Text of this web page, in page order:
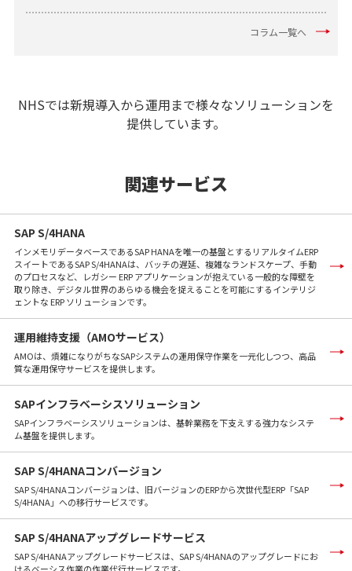
コラム一覧へ
NHSでは新規導入から運用まで様々なソリューションを
提供しています。
関連サービス
SAP S/4HANA
インメモリデータベースであるSAP HANAを唯一の基盤とするリアルタイムERP
スイートであるSAP S/4HANAは、バッチの遅延、複雑なランドスケープ、手動
のプロセスなど、レガシー ERP アプリケーションが抱えている一般的な障壁を
取り除き、デジタル世界のあらゆる機会を捉えることを可能にするインテリジ
ェントな ERP ソリューションです。
運用維持支援（AMOサービス）
AMOは、煩雑になりがちなSAPシステムの運用保守作業を一元化しつつ、高品
質な運用保守サービスを提供します。
SAPインフラベーシスソリューション
SAPインフラベーシスソリューションは、基幹業務を下支えする強力なシステ
ム基盤を提供します。
SAP S/4HANAコンバージョン
SAP S/4HANAコンバージョンは、旧バージョンのERPから次世代型ERP「SAP
S/4HANA」への移行サービスです。
SAP S/4HANAアップグレードサービス
SAP S/4HANAアップグレードサービスは、SAP S/4HANAのアップグレードにお
けるベーシス作業の作業代行サービスです。